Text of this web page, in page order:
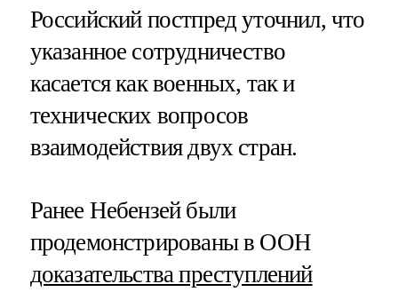
Российский постпред уточнил, что
указанное сотрудничество
касается как военных, так и
технических вопросов
взаимодействия двух стран.
Ранее Небензей были
продемонстрированы в ООН
доказательства преступлений